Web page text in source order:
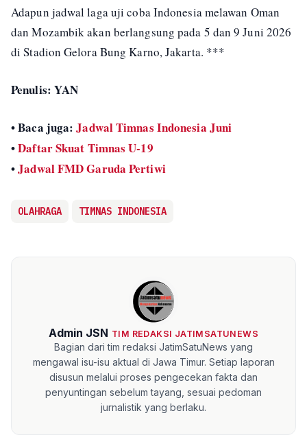
Adapun jadwal laga uji coba Indonesia melawan Oman
dan Mozambik akan berlangsung pada 5 dan 9 Juni 2026
di Stadion Gelora Bung Karno, Jakarta. ***
Penulis: YAN
• Baca juga:Jadwal Timnas Indonesia Juni
•Daftar Skuat Timnas U-19
•Jadwal FMD Garuda Pertiwi
OLAHRAGA TIMNAS INDONESIA
Admin JSN TIM REDAKSI JATIMSATUNEWS
Bagian dari tim redaksi JatimSatuNews yang
mengawal isu-isu aktual di Jawa Timur. Setiap laporan
disusun melalui proses pengecekan fakta dan
penyuntingan sebelum tayang, sesuai pedoman
jurnalistik yang berlaku.